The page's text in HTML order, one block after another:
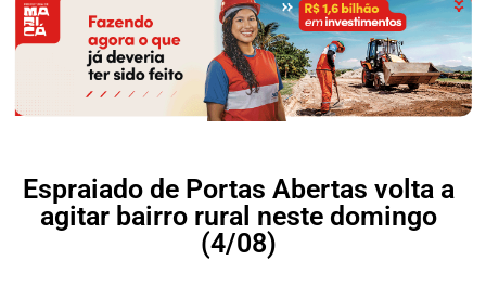
Espraiado de Portas Abertas volta a
agitar bairro rural neste domingo
(4/08)